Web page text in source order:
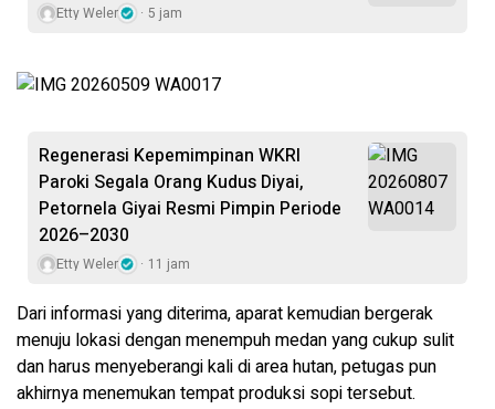
Etty Weler 5 jam
Regenerasi Kepemimpinan WKRI
Paroki Segala Orang Kudus Diyai,
Petornela Giyai Resmi Pimpin Periode
2026–2030
Etty Weler 11 jam
Dari informasi yang diterima, aparat kemudian bergerak
menuju lokasi dengan menempuh medan yang cukup sulit
dan harus menyeberangi kali di area hutan, petugas pun
akhirnya menemukan tempat produksi sopi tersebut.